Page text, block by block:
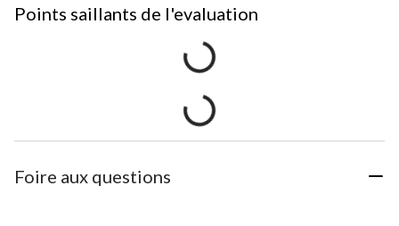
Points saillants de l'evaluation
Foire aux questions